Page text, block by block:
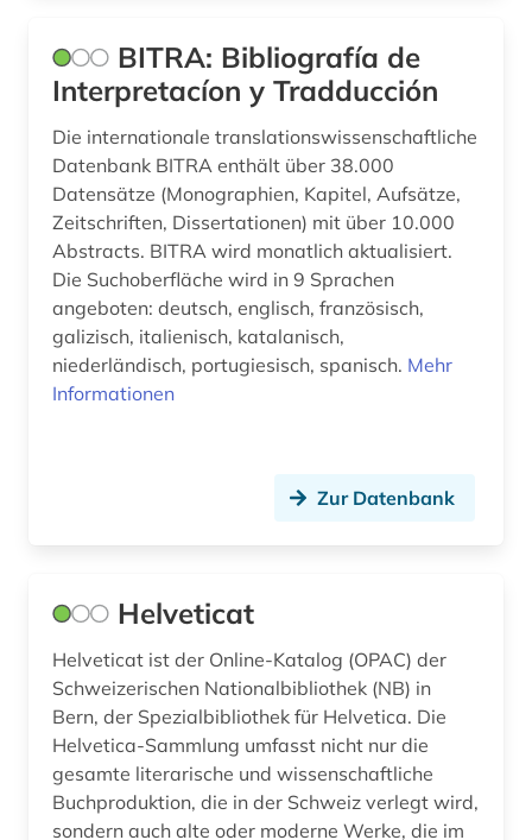
online-ressource (2)
ortsname (2)
pandemie (1)
personenname (1)
philosophie (1)
phonologie (1)
psychologie (1)
pädagogik (1)
redewendung (1)
renaissance (1)
rhetorik (1)
BITRA: Bibliografía de
Interpretacíon y Tradducción
Die internationale translationswissenschaftliche
Datenbank BITRA enthält über 38.000
Datensätze (Monographien, Kapitel, Aufsätze,
Zeitschriften, Dissertationen) mit über 10.000
Abstracts. BITRA wird monatlich aktualisiert.
Die Suchoberfläche wird in 9 Sprachen
angeboten: deutsch, englisch, französisch,
galizisch, italienisch, katalanisch,
niederländisch, portugiesisch, spanisch. Mehr
Informationen
Zur Datenbank
Helveticat
Helveticat ist der Online-Katalog (OPAC) der
Schweizerischen Nationalbibliothek (NB) in
Bern, der Spezialbibliothek für Helvetica. Die
Helvetica-Sammlung umfasst nicht nur die
gesamte literarische und wissenschaftliche
Buchproduktion, die in der Schweiz verlegt wird,
sondern auch alte oder moderne Werke, die im